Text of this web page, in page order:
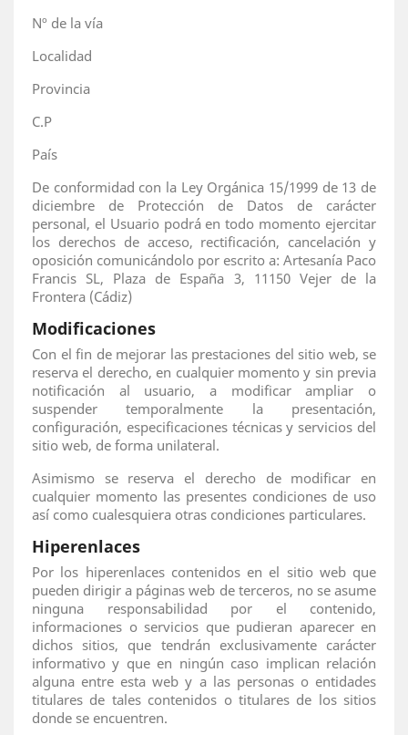
Nº de la vía
Localidad
Provincia
C.P
País
De conformidad con la Ley Orgánica 15/1999 de 13 de
diciembre de Protección de Datos de carácter
personal, el Usuario podrá en todo momento ejercitar
los derechos de acceso, rectificación, cancelación y
oposición comunicándolo por escrito a: Artesanía Paco
Francis SL, Plaza de España 3, 11150 Vejer de la
Frontera (Cádiz)
Modificaciones
Con el fin de mejorar las prestaciones del sitio web, se
reserva el derecho, en cualquier momento y sin previa
notificación al usuario, a modificar ampliar o
suspender temporalmente la presentación,
configuración, especificaciones técnicas y servicios del
sitio web, de forma unilateral.
Asimismo se reserva el derecho de modificar en
cualquier momento las presentes condiciones de uso
así como cualesquiera otras condiciones particulares.
Hiperenlaces
Por los hiperenlaces contenidos en el sitio web que
pueden dirigir a páginas web de terceros, no se asume
ninguna responsabilidad por el contenido,
informaciones o servicios que pudieran aparecer en
dichos sitios, que tendrán exclusivamente carácter
informativo y que en ningún caso implican relación
alguna entre esta web y a las personas o entidades
titulares de tales contenidos o titulares de los sitios
donde se encuentren.